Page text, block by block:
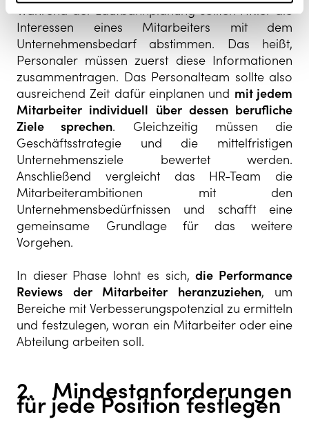
Während der Laufbahnplanung sollten HRler die
Interessen eines Mitarbeiters mit dem
Unternehmensbedarf abstimmen. Das heißt,
Personaler müssen zuerst diese Informationen
zusammentragen. Das Personalteam sollte also
ausreichend Zeit dafür einplanen und mit jedem
Mitarbeiter individuell über dessen berufliche
Ziele sprechen. Gleichzeitig müssen die
Geschäftsstrategie und die mittelfristigen
Unternehmensziele bewertet werden.
Anschließend vergleicht das HR-Team die
Mitarbeiterambitionen mit den
Unternehmensbedürfnissen und schafft eine
gemeinsame Grundlage für das weitere
Vorgehen.
In dieser Phase lohnt es sich,die Performance
Reviews der Mitarbeiter heranzuziehen, um
Bereiche mit Verbesserungspotenzial zu ermitteln
und festzulegen, woran ein Mitarbeiter oder eine
Abteilung arbeiten soll.
2. Mindestanforderungen
für jede Position festlegen